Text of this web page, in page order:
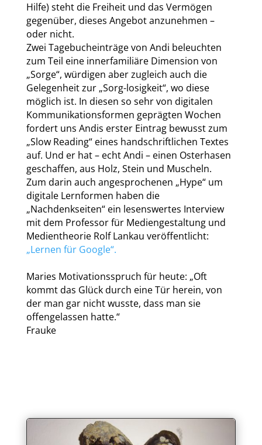
Hilfe) steht die Freiheit und das Vermögen
gegenüber, dieses Angebot anzunehmen –
oder nicht.
Zwei Tagebucheinträge von Andi beleuchten
zum Teil eine innerfamiliäre Dimension von
„Sorge“, würdigen aber zugleich auch die
Gelegenheit zur „Sorg-losigkeit“, wo diese
möglich ist. In diesen so sehr von digitalen
Kommunikationsformen geprägten Wochen
fordert uns Andis erster Eintrag bewusst zum
„Slow Reading“ eines handschriftlichen Textes
auf. Und er hat – echt Andi – einen Osterhasen
geschaffen, aus Holz, Stein und Muscheln.
Zum darin auch angesprochenen „Hype“ um
digitale Lernformen haben die
„Nachdenkseiten“ ein lesenswertes Interview
mit dem Professor für Mediengestaltung und
Medientheorie Rolf Lankau veröffentlicht:
„Lernen für Google“.
Maries Motivationsspruch für heute: „Oft
kommt das Glück durch eine Tür herein, von
der man gar nicht wusste, dass man sie
offengelassen hatte.“
Frauke